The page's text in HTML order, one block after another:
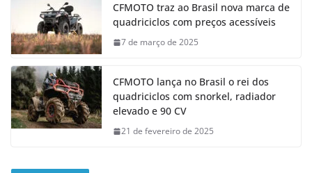
CFMOTO traz ao Brasil nova marca de
quadriciclos com preços acessíveis
7 de março de 2025
CFMOTO lança no Brasil o rei dos
quadriciclos com snorkel, radiador
elevado e 90 CV
21 de fevereiro de 2025